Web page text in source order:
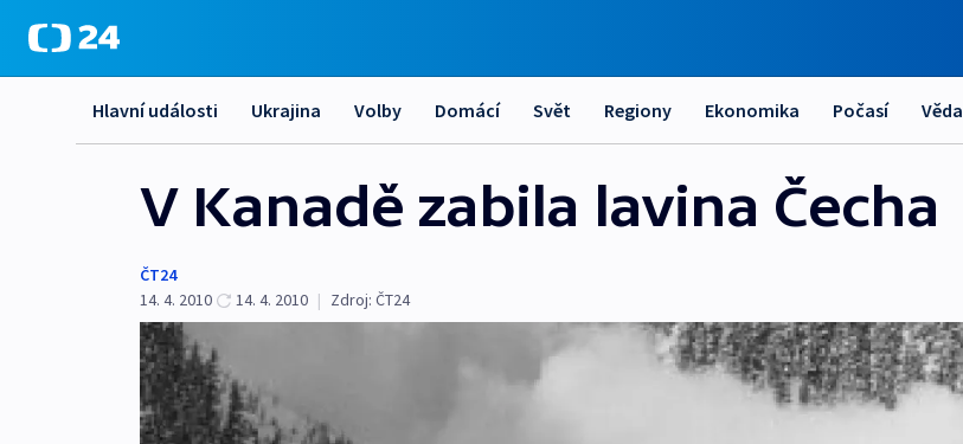
Hlavní události Ukrajina Volby Domácí Svět Regiony Ekonomika Počasí Věda
V Kanadě zabila lavina Čecha
ČT24
14. 4. 2010
14. 4. 2010 | Zdroj: ČT24